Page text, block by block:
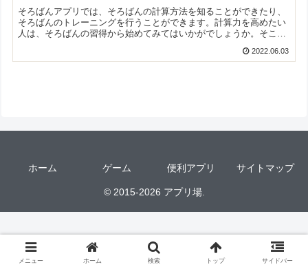
そろばんアプリでは、そろばんの計算方法を知ることができたり、
そろばんのトレーニングを行うことができます。計算力を高めたい
人は、そろばんの習得から始めてみてはいかがでしょうか。そこで
2022.06.03
ホーム ゲーム 便利アプリ サイトマップ
© 2015-2026 アプリ場.
メニュー ホーム 検索 トップ サイドバー